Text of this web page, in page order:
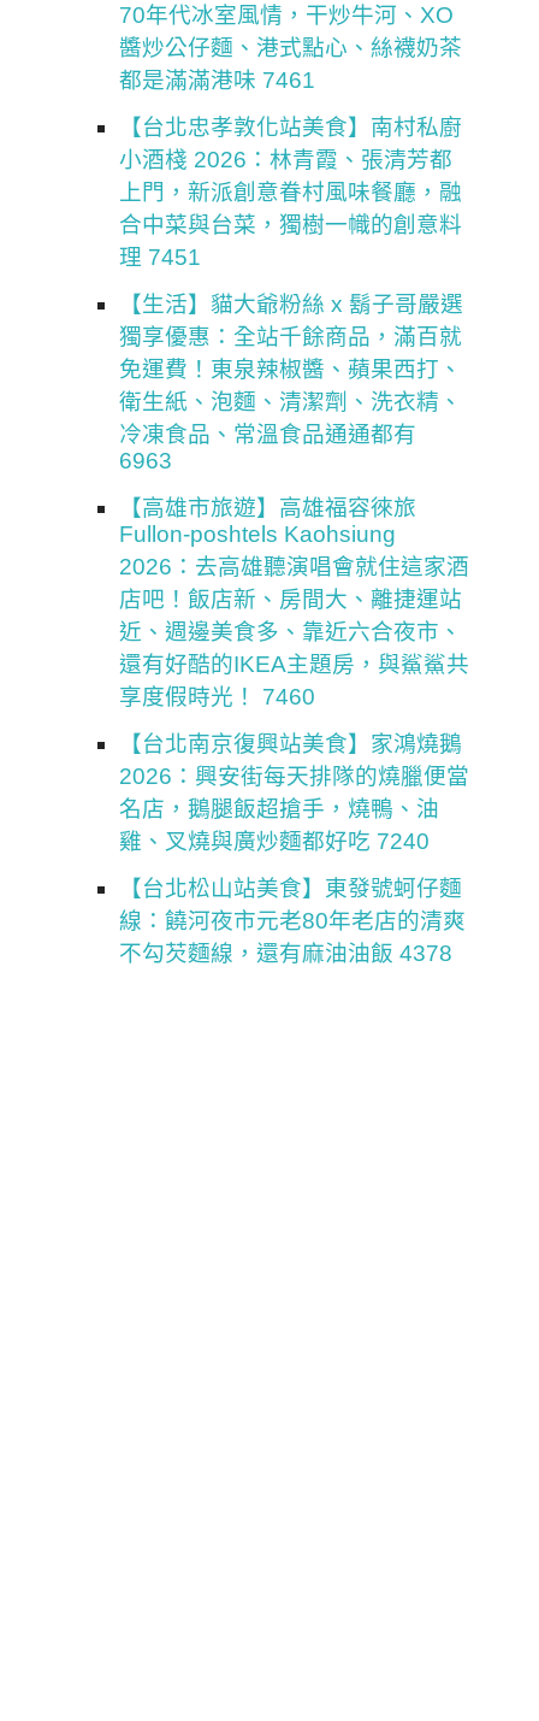
70年代冰室風情，干炒牛河、XO
醬炒公仔麵、港式點心、絲襪奶茶
都是滿滿港味 7461
【台北忠孝敦化站美食】南村私廚
小酒棧 2026：林青霞、張清芳都
上門，新派創意眷村風味餐廳，融
合中菜與台菜，獨樹一幟的創意料
理 7451
【生活】貓大爺粉絲 x 鬍子哥嚴選
獨享優惠：全站千餘商品，滿百就
免運費！東泉辣椒醬、蘋果西打、
衛生紙、泡麵、清潔劑、洗衣精、
冷凍食品、常溫食品通通都有
6963
【高雄市旅遊】高雄福容徠旅
Fullon-poshtels Kaohsiung
2026：去高雄聽演唱會就住這家酒
店吧！飯店新、房間大、離捷運站
近、週邊美食多、靠近六合夜市、
還有好酷的IKEA主題房，與鯊鯊共
享度假時光！ 7460
【台北南京復興站美食】家鴻燒鵝
2026：興安街每天排隊的燒臘便當
名店，鵝腿飯超搶手，燒鴨、油
雞、叉燒與廣炒麵都好吃 7240
【台北松山站美食】東發號蚵仔麵
線：饒河夜市元老80年老店的清爽
不勾芡麵線，還有麻油油飯 4378